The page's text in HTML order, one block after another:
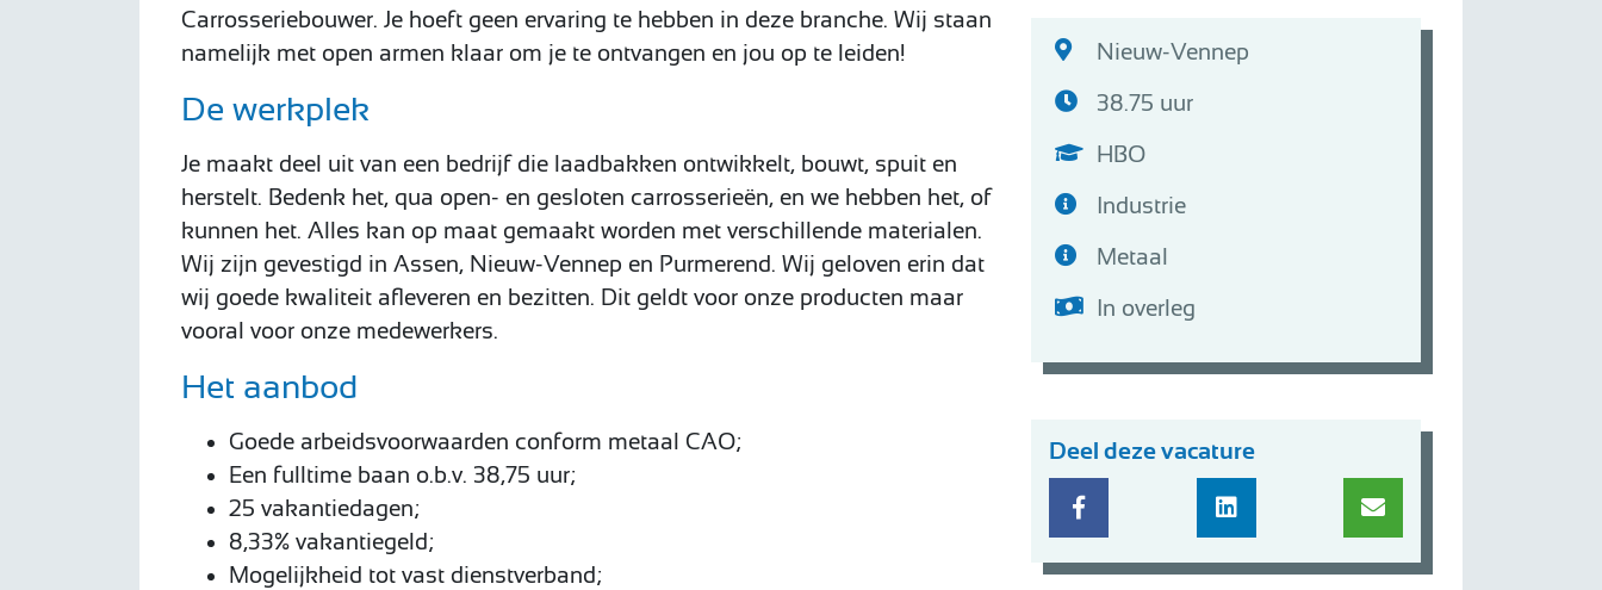
Carrosseriebouwer. Je hoeft geen ervaring te hebben in deze branche. Wij staan
namelijk met open armen klaar om je te ontvangen en jou op te leiden!
De werkplek
Je maakt deel uit van een bedrijf die laadbakken ontwikkelt, bouwt, spuit en
herstelt. Bedenk het, qua open- en gesloten carrosserieën, en we hebben het, of
kunnen het. Alles kan op maat gemaakt worden met verschillende materialen.
Wij zijn gevestigd in Assen, Nieuw-Vennep en Purmerend. Wij geloven erin dat
wij goede kwaliteit afleveren en bezitten. Dit geldt voor onze producten maar
vooral voor onze medewerkers.
Het aanbod
Goede arbeidsvoorwaarden conform metaal CAO;
Een fulltime baan o.b.v. 38,75 uur;
25 vakantiedagen;
8,33% vakantiegeld;
Mogelijkheid tot vast dienstverband;
Nieuw-Vennep
38.75 uur
HBO
Industrie
Metaal
In overleg
Deel deze vacature